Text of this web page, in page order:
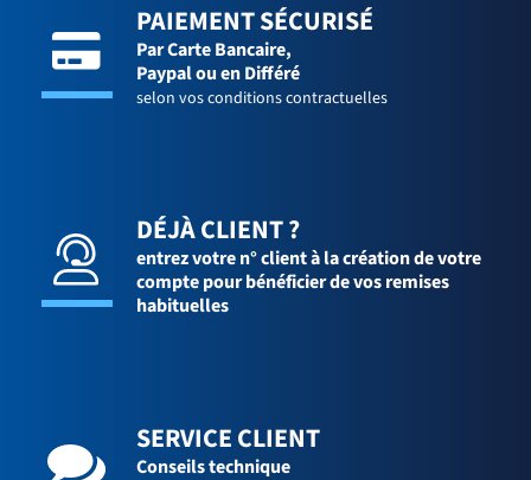
PAIEMENT SÉCURISÉ
Par Carte Bancaire,
Paypal ou en Différé
selon vos conditions contractuelles
DÉJÀ CLIENT ?
entrez votre n° client à la création de votre
compte pour bénéficier de vos remises
habituelles
SERVICE CLIENT
Conseils technique